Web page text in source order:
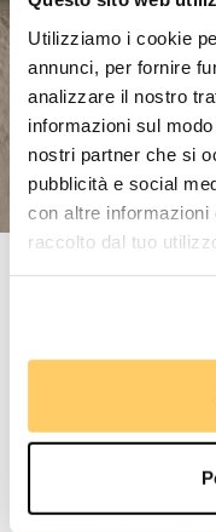
Utilizziamo i cookie
annunci, per fornire
analizzare il nostro
informazioni sul
nostri partner che si
pubblicità e social
con altre informazioni
raccolto dal tuo